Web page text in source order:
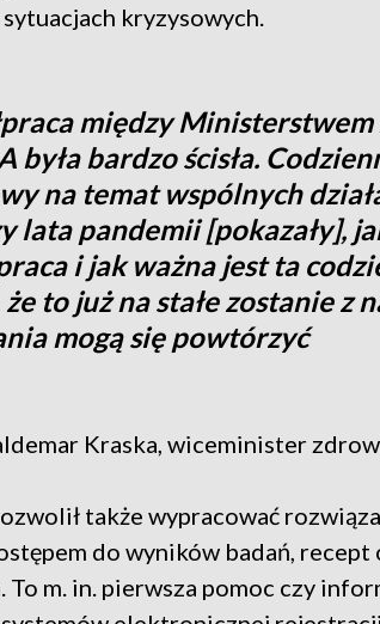
kryzysowych.
między
była bardzo ścisła.
na temat wspólnych
lata pandemii [pokazały],
i jak ważna jest ta
to już na stałe zostanie z
mogą się powtórzyć
Kraska, wiceminister
także wypracować
do wyników badań,
To m. in. pierwsza pomoc czy